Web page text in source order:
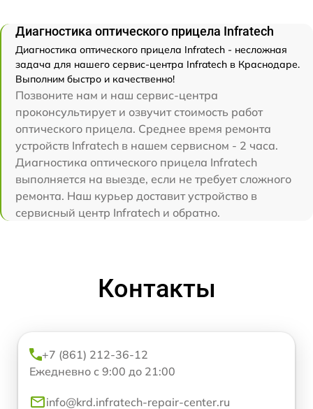
Диагностика оптического прицела Infratech
Диагностика оптического прицела Infratech - несложная
задача для нашего сервис-центра Infratech в Краснодаре.
Выполним быстро и качественно!
Позвоните нам и наш сервис-центра
проконсультирует и озвучит стоимость работ
оптического прицела. Среднее время ремонта
устройств Infratech в нашем сервисном - 2 часа.
Диагностика оптического прицела Infratech
выполняется на выезде, если не требует сложного
ремонта. Наш курьер доставит устройство в
сервисный центр Infratech и обратно.
Контакты
+7 (861) 212-36-12
Ежедневно с 9:00 до 21:00
info@krd.infratech-repair-center.ru